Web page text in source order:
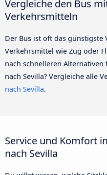
Vergleiche den Bus
Verkehrsmitteln
Der Bus ist oft das
Verkehrsmittel wie Zug oder
nach schnelleren Alternativen
nach Sevilla? Vergleiche alle
nach Sevilla.
Service und Komfort
nach Sevilla